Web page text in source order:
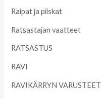
Raipat ja piiskat
Ratsastajan vaatteet
RATSASTUS
RAVI
RAVIKÄRRYN VARUSTEET